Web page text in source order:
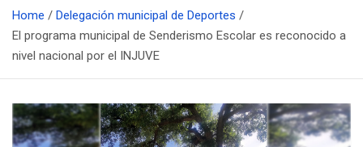
Home
Delegación municipal de Deportes
El programa municipal de Senderismo Escolar es reconocido a
nivel nacional por el INJUVE